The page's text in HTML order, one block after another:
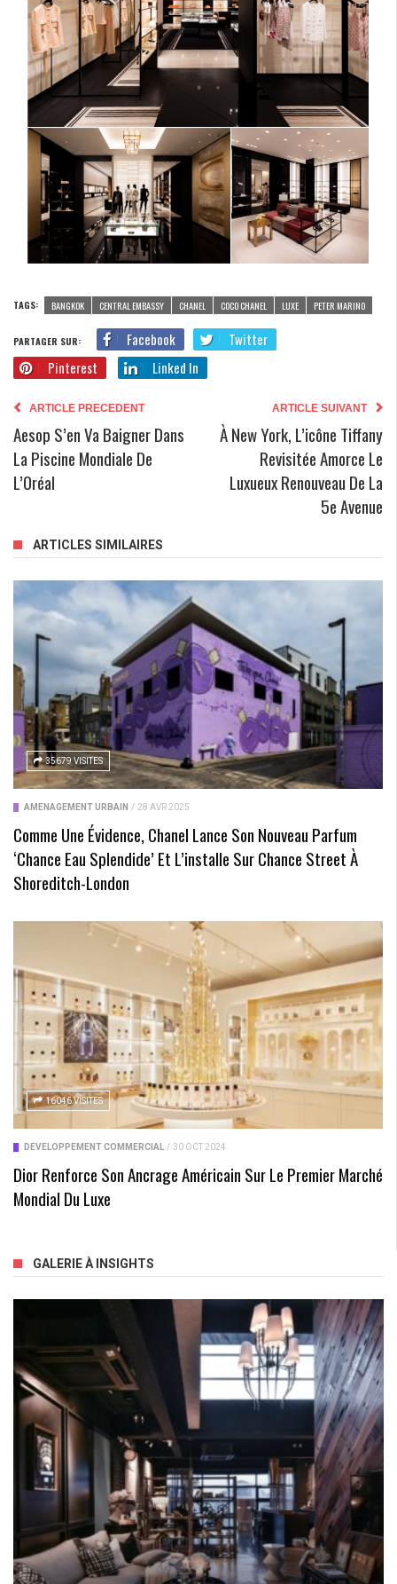
TAGS: BANGKOK CENTRAL EMBASSY CHANEL COCO CHANEL LUXE PETER MARINO
PARTAGER SUR: Facebook
Twitter
Pinterest
Linked In
ARTICLE PRECEDENT
Aesop S’en Va Baigner Dans
La Piscine Mondiale De
L’Oréal
ARTICLE SUIVANT
À New York, L’icône Tiffany
Revisitée Amorce Le
Luxueux Renouveau De La
5e Avenue
ARTICLES SIMILAIRES
35679 VISITES
AMÉNAGEMENT URBAIN / 28 AVR 2025
Comme Une Évidence, Chanel Lance Son Nouveau Parfum
‘Chance Eau Splendide’ Et L’installe Sur Chance Street À
Shoreditch-London
16046 VISITES
DÉVELOPPEMENT COMMERCIAL / 30 OCT 2024
Dior Renforce Son Ancrage Américain Sur Le Premier Marché
Mondial Du Luxe
GALERIE À INSIGHTS
2510 VISITES
Et Si On Pouvait Bosser Le Dimanche…à Sa Guise !
CRISE / 20 MAI 2011 / AUCUN COMMENTAIRE